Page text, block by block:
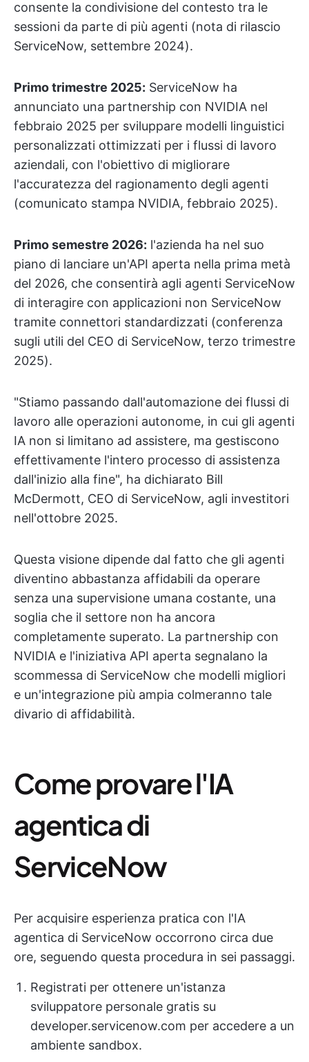
consente la condivisione del contesto tra le
sessioni da parte di più agenti (nota di rilascio
ServiceNow, settembre 2024).
Primo trimestre 2025: ServiceNow ha
annunciato una partnership con NVIDIA nel
febbraio 2025 per sviluppare modelli linguistici
personalizzati ottimizzati per i flussi di lavoro
aziendali, con l'obiettivo di migliorare
l'accuratezza del ragionamento degli agenti
(comunicato stampa NVIDIA, febbraio 2025).
Primo semestre 2026: l'azienda ha nel suo
piano di lanciare un'API aperta nella prima metà
del 2026, che consentirà agli agenti ServiceNow
di interagire con applicazioni non ServiceNow
tramite connettori standardizzati (conferenza
sugli utili del CEO di ServiceNow, terzo trimestre
2025).
"Stiamo passando dall'automazione dei flussi di
lavoro alle operazioni autonome, in cui gli agenti
IA non si limitano ad assistere, ma gestiscono
effettivamente l'intero processo di assistenza
dall'inizio alla fine", ha dichiarato Bill
McDermott, CEO di ServiceNow, agli investitori
nell'ottobre 2025.
Questa visione dipende dal fatto che gli agenti
diventino abbastanza affidabili da operare
senza una supervisione umana costante, una
soglia che il settore non ha ancora
completamente superato. La partnership con
NVIDIA e l'iniziativa API aperta segnalano la
scommessa di ServiceNow che modelli migliori
e un'integrazione più ampia colmeranno tale
divario di affidabilità.
Come provare l'IA
agentica di
ServiceNow
Per acquisire esperienza pratica con l'IA
agentica di ServiceNow occorrono circa due
ore, seguendo questa procedura in sei passaggi.
Registrati per ottenere un'istanza
sviluppatore personale gratis su
developer.servicenow.com per accedere a un
ambiente sandbox.